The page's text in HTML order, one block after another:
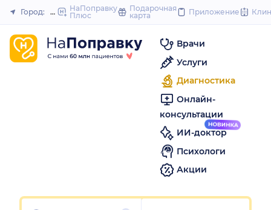
to
Закрыть
Город: ОренбургНаПоправку
Плюс
Подарочная
карта
Приложение
Врачи
Услуги
Диагностика
Онлайн-
консультации
ИИ-доктор
Психологи
Акции
Очистить